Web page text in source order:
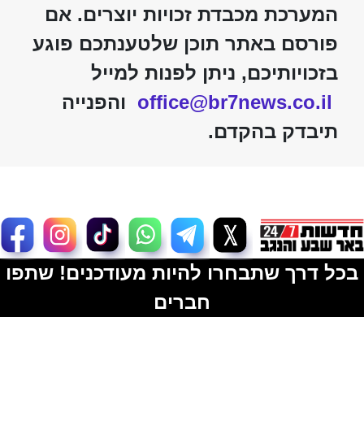
המערכת מכבדת זכויות יוצרים. אם
פורסם באתר תוכן שלטענתכם פוגע
בזכויותיכם, ניתן לפנות למייל
office@br7news.co.il והפנייה
תיבדק בהקדם.
בכל דרך שתבחרו להיות מעודכנים! שתפו
חברים